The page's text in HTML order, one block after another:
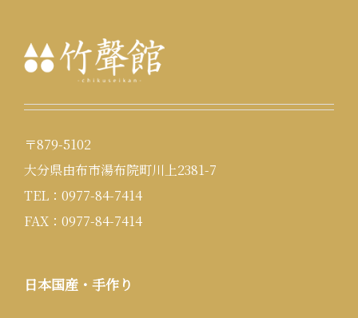
〒879-5102
大分県由布市湯布院町川上2381-7
TEL：0977-84-7414
FAX：0977-84-7414
日本国産・手作り